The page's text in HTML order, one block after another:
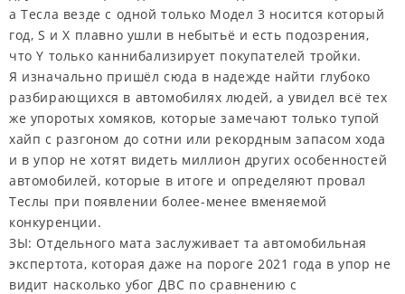
а Тесла везде с одной только Модел 3 носится который
год, S и X плавно ушли в небытьё и есть подозрения,
что Y только каннибализирует покупателей тройки.
Я изначально пришёл сюда в надежде найти глубоко
разбирающихся в автомобилях людей, а увидел всё тех
же упоротых хомяков, которые замечают только тупой
хайп с разгоном до сотни или рекордным запасом хода
и в упор не хотят видеть миллион других особенностей
автомобилей, которые в итоге и определяют провал
Теслы при появлении более-менее вменяемой
конкуренции.
ЗЫ: Отдельного мата заслуживает та автомобильная
экспертота, которая даже на пороге 2021 года в упор не
видит насколько убог ДВС по сравнению с